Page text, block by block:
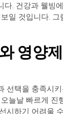
다. 건강과 웰빙
일 것입니다. 그
영양
선택을 충족시키
늘날 빠르게 진
시하기 어려울